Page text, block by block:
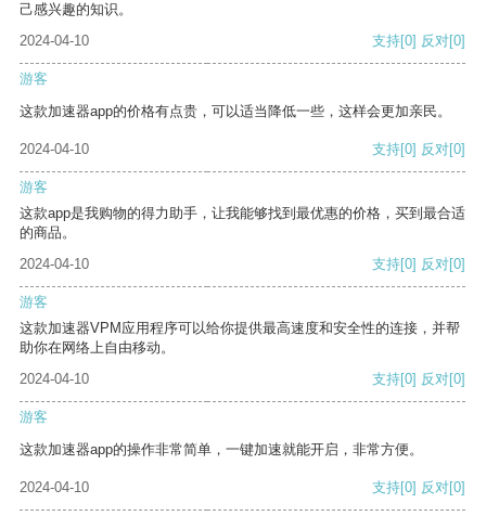
己感兴趣的知识。
2024-04-10
支持[0] 反对[0]
游客
这款加速器app的价格有点贵，可以适当降低一些，这样会更加亲民。
2024-04-10 支持[0] 反对[0]
游客
这款app是我购物的得力助手，让我能够找到最优惠的价格，买到最合适
的商品。
2024-04-10
支持[0] 反对[0]
游客
这款加速器VPM应用程序可以给你提供最高速度和安全性的连接，并帮
助你在网络上自由移动。
2024-04-10
支持[0] 反对[0]
游客
这款加速器app的操作非常简单，一键加速就能开启，非常方便。
2024-04-10 支持[0] 反对[0]